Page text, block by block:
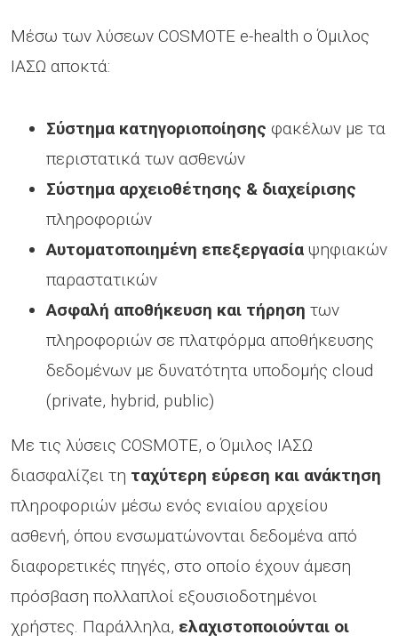
Μέσω των λύσεων COSMOTE e-health ο Όμιλος
ΙΑΣΩ αποκτά:
Σύστημα κατηγοριοποίησης φακέλων με τα
περιστατικά των ασθενών
Σύστημα αρχειοθέτησης & διαχείρισης
πληροφοριών
Αυτοματοποιημένη επεξεργασία ψηφιακών
παραστατικών
Ασφαλή αποθήκευση και τήρηση των
πληροφοριών σε πλατφόρμα αποθήκευσης
δεδομένων με δυνατότητα υποδομής cloud
(private, hybrid, public)
Με τις λύσεις COSMOTE, ο Όμιλος ΙΑΣΩ
διασφαλίζει τη ταχύτερη εύρεση και ανάκτηση
πληροφοριών μέσω ενός ενιαίου αρχείου
ασθενή, όπου ενσωματώνονται δεδομένα από
διαφορετικές πηγές, στο οποίο έχουν άμεση
πρόσβαση πολλαπλοί εξουσιοδοτημένοι
χρήστες. Παράλληλα, ελαχιστοποιούνται οι